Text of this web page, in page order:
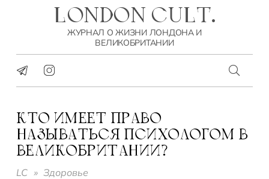
LONDON CULT.
ЖУРНАЛ О ЖИЗНИ ЛОНДОНА И
ВЕЛИКОБРИТАНИИ
КТО ИМЕЕТ ПРАВО
НАЗЫВАТЬСЯ ПСИХОЛОГОМ В
ВЕЛИКОБРИТАНИИ?
LC » Здоровье